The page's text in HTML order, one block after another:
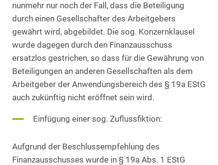
nunmehr nur noch der Fall, dass die Beteiligung
durch einen Gesellschafter des Arbeitgebers
gewährt wird, abgebildet. Die sog. Konzernklausel
wurde dagegen durch den Finanzausschuss
ersatzlos gestrichen, so dass für die Gewährung von
Beteiligungen an anderen Gesellschaften als dem
Arbeitgeber der Anwendungsbereich des § 19a EStG
auch zukünftig nicht eröffnet sein wird.
Einfügung einer sog. Zuflussfiktion:
Aufgrund der Beschlussempfehlung des
Finanzausschusses wurde in § 19a Abs. 1 EStG